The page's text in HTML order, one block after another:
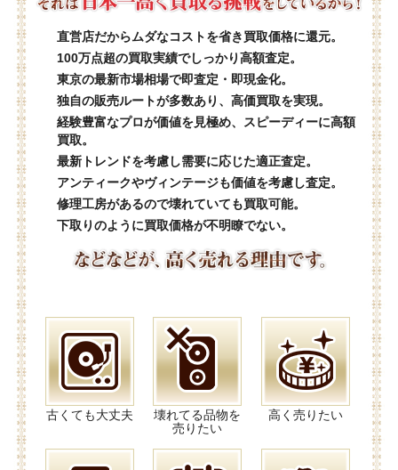
直営店だからムダなコストを省き買取価格に還元。
100万点超の買取実績でしっかり高額査定。
東京の最新市場相場で即査定・即現金化。
独自の販売ルートが多数あり、高価買取を実現。
経験豊富なプロが価値を見極め、スピーディーに高額
買取。
最新トレンドを考慮し需要に応じた適正査定。
アンティークやヴィンテージも価値を考慮し査定。
修理工房があるので壊れていても買取可能。
下取りのように買取価格が不明瞭でない。
古くても大丈夫
壊れてる品物を
売りたい
高く売りたい